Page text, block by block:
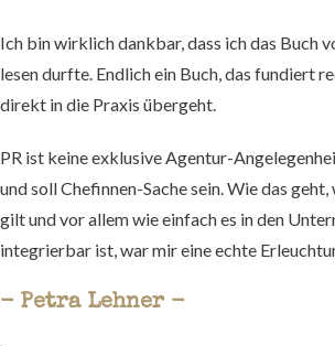
Ich bin wirklich dankbar, dass ich das Buch
lesen durfte. Endlich ein Buch, das fundiert
direkt in die Praxis übergeht.
PR ist keine exklusive Agentur-
und soll Chefinnen-Sache sein. Wie das geht,
gilt und vor allem wie einfach es in den
integrierbar ist, war mir eine echte
- Petra Lehner -